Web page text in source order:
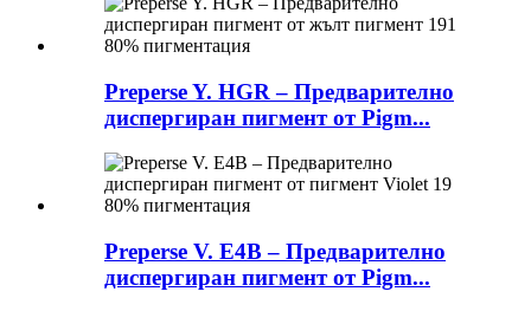
Preperse Y. HGR – Предварително
диспергиран пигмент от Pigm...
Preperse V. E4B – Предварително
диспергиран пигмент от Pigm...